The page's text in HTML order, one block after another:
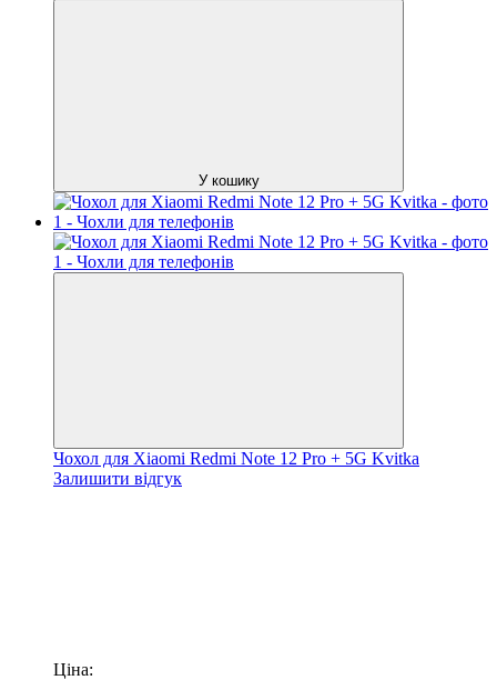
У кошику
Чохол для Xiaomi Redmi Note 12 Pro + 5G Kvitka
Залишити відгук
Ціна: